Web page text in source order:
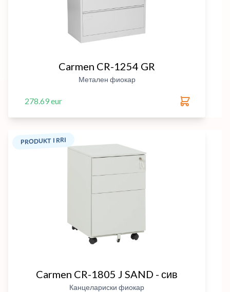
Carmen CR-1254 GR
Метален фиокар
278.69 eur
PRODUKT I RRI
Carmen CR-1805 J SAND - сив
Канцелариски фиокар